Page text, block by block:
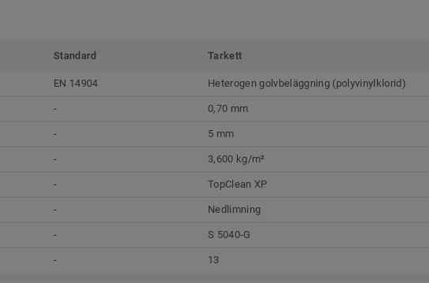
Standard Tarkett
EN 14904 Heterogen golvbeläggning (polyvinylklorid)
- 0,70 mm
- 5 mm
- 3,600 kg/m²
- TopClean XP
- Nedlimning
- S 5040-G
- 13